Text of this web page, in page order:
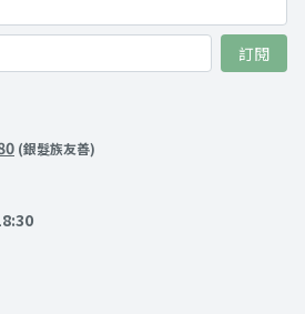
訂閱
(銀髮族友善)